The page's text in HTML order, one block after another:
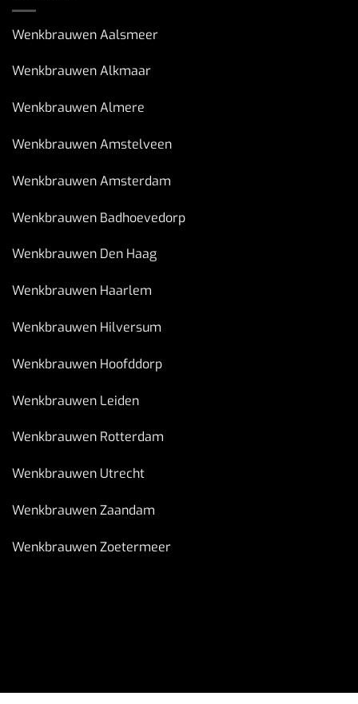
Wenkbrauwen Aalsmeer
Wenkbrauwen Alkmaar
Wenkbrauwen Almere
Wenkbrauwen Amstelveen
Wenkbrauwen Amsterdam
Wenkbrauwen Badhoevedorp
Wenkbrauwen Den Haag
Wenkbrauwen Haarlem
Wenkbrauwen Hilversum
Wenkbrauwen Hoofddorp
Wenkbrauwen Leiden
Wenkbrauwen Rotterdam
Wenkbrauwen Utrecht
Wenkbrauwen Zaandam
Wenkbrauwen Zoetermeer